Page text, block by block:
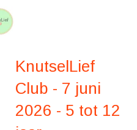
KnutselLief
Club - 7 juni
2026 - 5 tot 12